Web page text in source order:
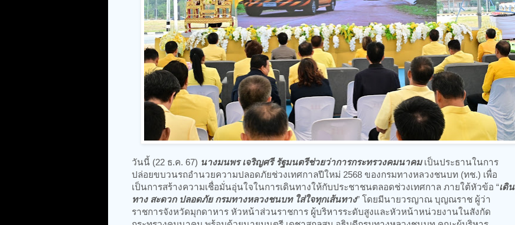
วันนี้ (22 ธ.ค. 67) นางมนพร เจริญศรี รัฐมนตรีช่วยว่าการกระทรวงคมนาคมเป็นประธานในการ
ปล่อยขบวนรถอำนวยความปลอดภัยช่วงเทศกาลปีใหม่ 2568 ของกรมทางหลวงชนบท (ทช.) เพื่อ
เป็นการสร้างความเชื่อมั่นอุ่นใจในการเดินทางให้กับประชาชนตลอดช่วงเทศกาล ภายใต้หัวข้อ “เดิน
ทาง สะดวก ปลอดภัย กรมทางหลวงชนบท ใส่ใจทุกเส้นทาง” โดยมีนายวรญาณ บุญณราช ผู้ว่า
ราชการจังหวัดมุกดาหาร หัวหน้าส่วนราชการ ผู้บริหารระดับสูงและหัวหน้าหน่วยงานในสังกัด